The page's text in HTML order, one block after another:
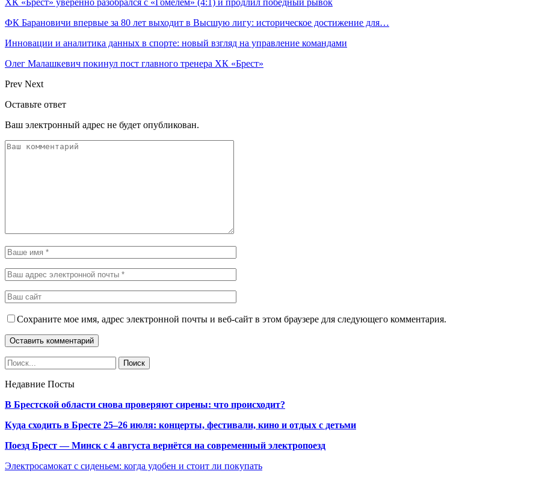
ФК Барановичи впервые за 80 лет выходит в Высшую лигу: историческое достижение для…
Инновации и аналитика данных в спорте: новый взгляд на управление командами
Олег Малашкевич покинул пост главного тренера ХК «Брест»
Prev Next
Оставьте ответ
Ваш электронный адрес не будет опубликован.
Сохраните мое имя, адрес электронной почты и веб-сайт в этом браузере для следующего комментария.
Недавние Посты
В Брестской области снова проверяют сирены: что происходит?
Куда сходить в Бресте 25–26 июля: концерты, фестивали, кино и отдых с детьми
Поезд Брест — Минск с 4 августа вернётся на современный электропоезд
Электросамокат с сиденьем: когда удобен и стоит ли покупать